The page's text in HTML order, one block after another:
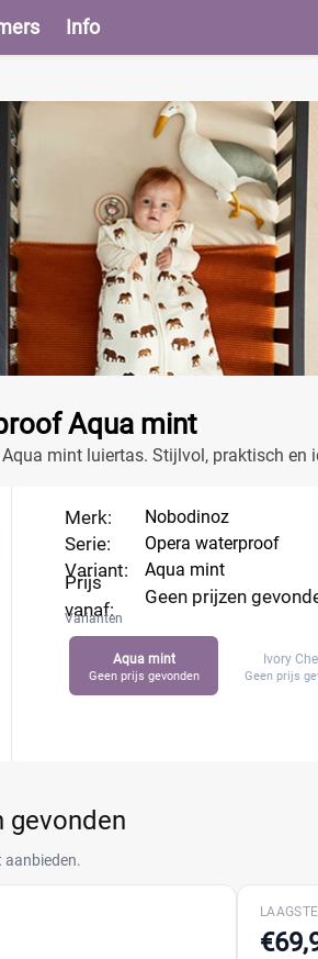
Info
Aqua mint
mint luiertas. Stijlvol, praktisch
Merk:
Serie:
Variant:
Prijs
vanaf:
Nobodinoz
Opera waterproof
Aqua mint
Geen prijzen
Varianten
Aqua mint
Geen prijs gevonden
Ivory
Geen prijs
gevonden
aanbieden.